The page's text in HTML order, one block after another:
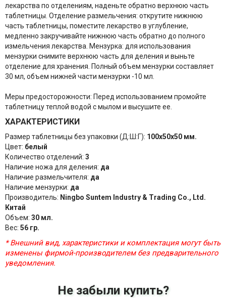
лекарства по отделениям, наденьте обратно верхнюю часть
таблетницы. Отделение размельчения: открутите нижнюю
часть таблетницы, поместите лекарство в углубление,
медленно закручивайте нижнюю часть обратно до полного
измельчения лекарства. Мензурка: для использования
мензурки снимите верхнюю часть для деления и выньте
отделение для хранения. Полный объем мензурки составляет
30 мл, объем нижней части мензурки -10 мл.
Меры предосторожности: Перед использованием промойте
таблетницу теплой водой с мылом и высушите ее.
ХАРАКТЕРИСТИКИ
Размер таблетницы без упаковки (Д:Ш:Г): 100х50х50 мм.
Цвет: белый
Количество отделений: 3
Наличие ножа для деления: да
Наличие размельчителя: да
Наличие мензурки: да
Производитель: Ningbo Suntem Industry & Trading Co., Ltd.
Китай
Объем: 30 мл.
Вес: 56 гр.
* Внешний вид, характеристики и комплектация могут быть
изменены фирмой-производителем без предварительного
уведомления.
Не забыли купить?